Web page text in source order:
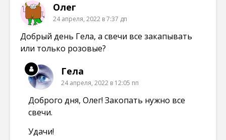
Олег
24 апреля, 2022 в 7:37 дп
Добрый день Гела, а свечи все закапывать
или только розовые?
Гела
24 апреля, 2022 в 12:05 пп
Доброго дня, Олег! Закопать нужно все
свечи.
Удачи!